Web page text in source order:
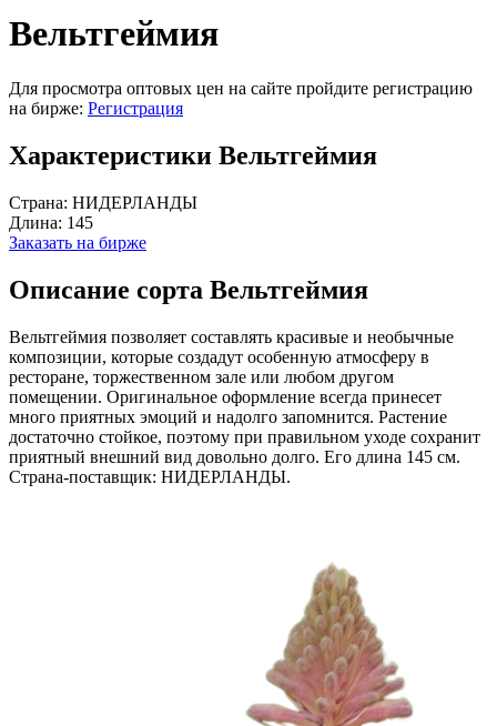
Вельтгеймия
Для просмотра оптовых цен на сайте пройдите регистрацию
на бирже: Регистрация
Характеристики Вельтгеймия
Страна: НИДЕРЛАНДЫ
Длина: 145
Заказать на бирже
Описание сорта Вельтгеймия
Вельтгеймия позволяет составлять красивые и необычные
композиции, которые создадут особенную атмосферу в
ресторане, торжественном зале или любом другом
помещении. Оригинальное оформление всегда принесет
много приятных эмоций и надолго запомнится. Растение
достаточно стойкое, поэтому при правильном уходе сохранит
приятный внешний вид довольно долго. Его длина 145 см.
Страна-поставщик: НИДЕРЛАНДЫ.